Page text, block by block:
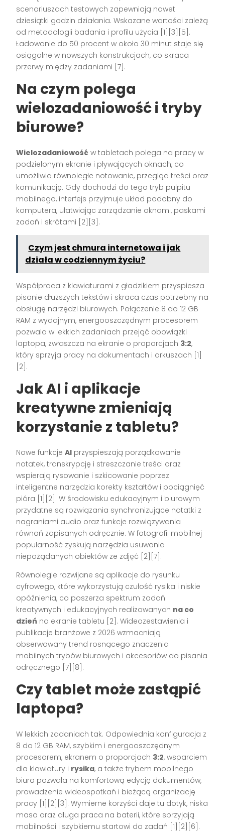
scenariuszach testowych zapewniają nawet
dziesiątki godzin działania. Wskazane wartości zależą
od metodologii badania i profilu użycia [1][3][5].
Ładowanie do 50 procent w około 30 minut staje się
osiągalne w nowszych konstrukcjach, co skraca
przerwy między zadaniami [7].
Na czym polega
wielozadaniowość i tryby
biurowe?
Wielozadaniowość w tabletach polega na pracy w
podzielonym ekranie i pływających oknach, co
umożliwia równoległe notowanie, przegląd treści oraz
komunikację. Gdy dochodzi do tego tryb pulpitu
mobilnego, interfejs przyjmuje układ podobny do
komputera, ułatwiając zarządzanie oknami, paskami
zadań i skrótami [2][3].
Czym jest chmura internetowa i jak
działa w codziennym życiu?
Współpraca z klawiaturami z gładzikiem przyspiesza
pisanie dłuższych tekstów i skraca czas potrzebny na
obsługę narzędzi biurowych. Połączenie 8 do 12 GB
RAM z wydajnym, energooszczędnym procesorem
pozwala w lekkich zadaniach przejąć obowiązki
laptopa, zwłaszcza na ekranie o proporcjach 3:2,
który sprzyja pracy na dokumentach i arkuszach [1]
[2].
Jak AI i aplikacje
kreatywne zmieniają
korzystanie z tabletu?
Nowe funkcjeAI przyspieszają porządkowanie
notatek, transkrypcję i streszczanie treści oraz
wspierają rysowanie i szkicowanie poprzez
inteligentne narzędzia korekty kształtów i pociągnięć
pióra [1][2]. W środowisku edukacyjnym i biurowym
przydatne są rozwiązania synchronizujące notatki z
nagraniami audio oraz funkcje rozwiązywania
równań zapisanych odręcznie. W fotografii mobilnej
popularność zyskują narzędzia usuwania
niepożądanych obiektów ze zdjęć [2][7].
Równolegle rozwijane są aplikacje do rysunku
cyfrowego, które wykorzystują czułość rysika i niskie
opóźnienia, co poszerza spektrum zadań
kreatywnych i edukacyjnych realizowanych na co
dzień na ekranie tabletu [2]. Wideozestawienia i
publikacje branżowe z 2026 wzmacniają
obserwowany trend rosnącego znaczenia
mobilnych trybów biurowych i akcesoriów do pisania
odręcznego [7][8].
Czy tablet może zastąpić
laptopa?
W lekkich zadaniach tak. Odpowiednia konfiguracja z
8 do 12 GB RAM, szybkim i energooszczędnym
procesorem, ekranem o proporcjach 3:2, wsparciem
dla klawiatury i rysika, a także trybem mobilnego
biura pozwala na komfortową edycję dokumentów,
prowadzenie wideospotkań i bieżącą organizację
pracy [1][2][3]. Wymierne korzyści daje tu dotyk, niska
masa oraz długa praca na baterii, które sprzyjają
mobilności i szybkiemu startowi do zadań [1][2][6].